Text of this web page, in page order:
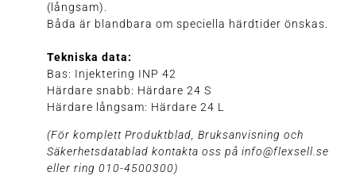
(långsam).
Båda är blandbara om speciella härdtider önskas.
Tekniska data:
Bas: Injektering INP 42
Härdare snabb: Härdare 24 S
Härdare långsam: Härdare 24 L
(För komplett Produktblad, Bruksanvisning och
Säkerhetsdatablad kontakta oss på info@flexsell.se
eller ring 010-4500300)